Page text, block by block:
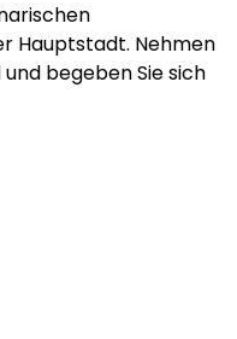
Hauptstadt. Nehmen
begeben Sie sich